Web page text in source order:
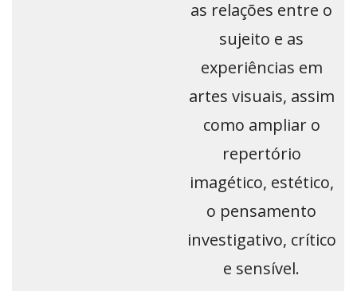
as relações entre o
sujeito e as
experiências em
artes visuais, assim
como ampliar o
repertório
imagético, estético,
o pensamento
investigativo, crítico
e sensível.